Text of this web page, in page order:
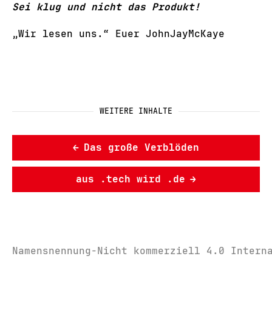
Sei klug und nicht das Produkt!
„Wir lesen uns.“ Euer JohnJayMcKaye
WEITERE INHALTE
← Das große Verblöden
aus .tech wird .de →
Namensnennung-Nicht kommerziell 4.0